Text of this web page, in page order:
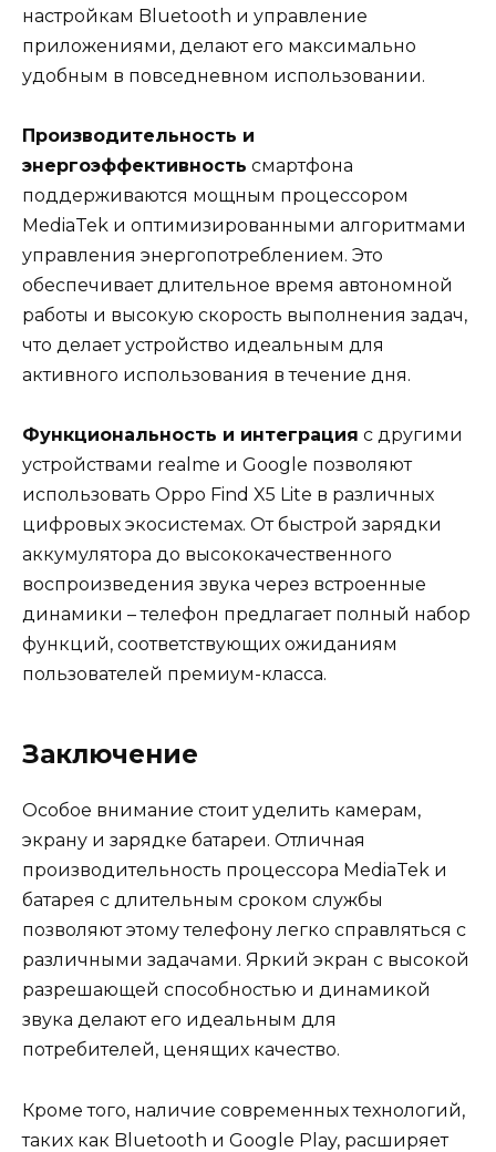
настройкам Bluetooth и управление
приложениями, делают его максимально
удобным в повседневном использовании.
Производительность и
энергоэффективность смартфона
поддерживаются мощным процессором
MediaTek и оптимизированными алгоритмами
управления энергопотреблением. Это
обеспечивает длительное время автономной
работы и высокую скорость выполнения задач,
что делает устройство идеальным для
активного использования в течение дня.
Функциональность и интеграция с другими
устройствами realme и Google позволяют
использовать Oppo Find X5 Lite в различных
цифровых экосистемах. От быстрой зарядки
аккумулятора до высококачественного
воспроизведения звука через встроенные
динамики – телефон предлагает полный набор
функций, соответствующих ожиданиям
пользователей премиум-класса.
Заключение
Особое внимание стоит уделить камерам,
экрану и зарядке батареи. Отличная
производительность процессора MediaTek и
батарея с длительным сроком службы
позволяют этому телефону легко справляться с
различными задачами. Яркий экран с высокой
разрешающей способностью и динамикой
звука делают его идеальным для
потребителей, ценящих качество.
Кроме того, наличие современных технологий,
таких как Bluetooth и Google Play, расширяет